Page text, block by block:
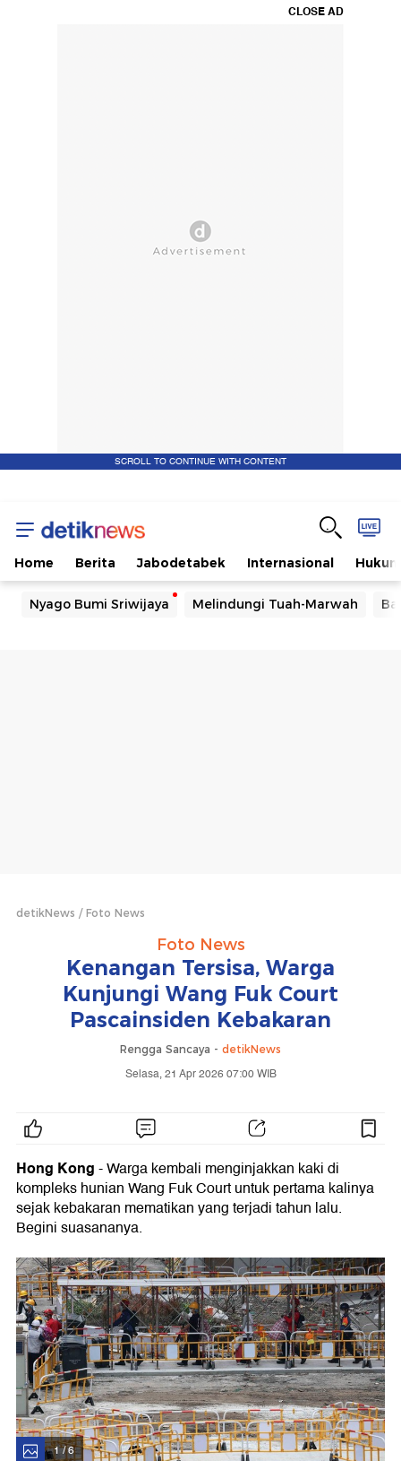
CLOSE AD
SCROLL TO CONTINUE WITH CONTENT
Home Berita Jabodetabek Internasional Hukum
Nyago Bumi Sriwijaya Melindungi Tuah-Marwah
detikNews Foto News
Foto News
Kenangan Tersisa, Warga
Kunjungi Wang Fuk Court
Pascainsiden Kebakaran
Rengga Sancaya - detikNews
Selasa, 21 Apr 2026 07:00 WIB
Hong Kong- Warga kembali menginjakkan kaki di
kompleks hunian Wang Fuk Court untuk pertama kalinya
sejak kebakaran mematikan yang terjadi tahun lalu.
Begini suasananya.
1 / 6